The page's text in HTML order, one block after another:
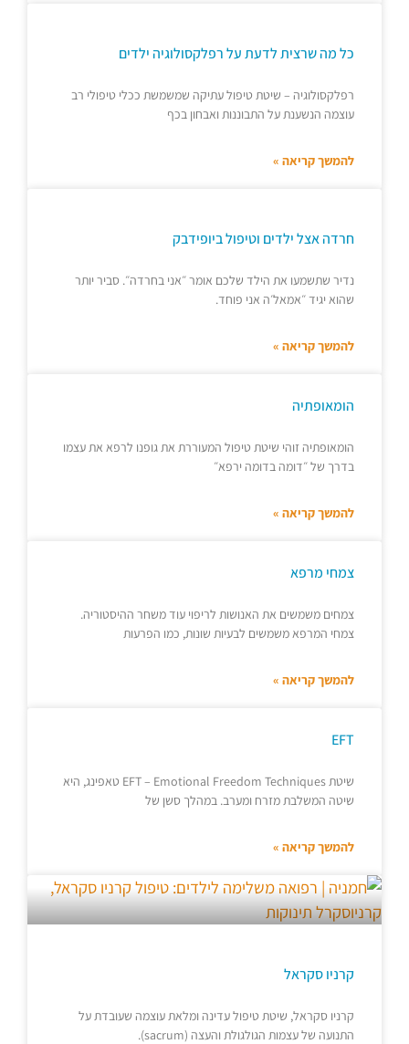
כל מה שרצית לדעת על רפלקסולוגיה ילדים
רפלקסולוגיה – שיטת טיפול עתיקה שמשמשת ככלי טיפולי רב
עוצמה הנשענת על התבוננות ואבחון בכף
להמשך קריאה »
חרדה אצל ילדים וטיפול ביופידבק
נדיר שתשמעו את הילד שלכם אומר ״אני בחרדה״. סביר יותר
שהוא יגיד ״אמאל׳ה אני פוחד.
להמשך קריאה »
הומאופתיה
הומאופתיה זוהי שיטת טיפול המעוררת את גופנו לרפא את עצמו
בדרך של ״דומה בדומה ירפא״
להמשך קריאה »
צמחי מרפא
צמחים משמשים את האנושות לריפוי עוד משחר ההיסטוריה.
צמחי המרפא משמשים לבעיות שונות, כמו הפרעות
להמשך קריאה »
EFT
שיטת EFT – Emotional Freedom Techniques טאפינג, היא
שיטה המשלבת מזרח ומערב. במהלך סשן של
להמשך קריאה »
קרניו סקראל
קרניו סקראל, שיטת טיפול עדינה ומלאת עוצמה שעובדת על
התנועה של עצמות הגולגולת והעצה (sacrum).